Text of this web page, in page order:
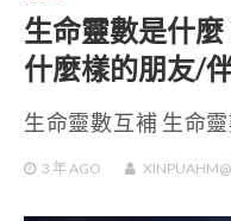
生命靈數是什
什麼樣的朋友/
生命靈數互補 生命
3 年AGO